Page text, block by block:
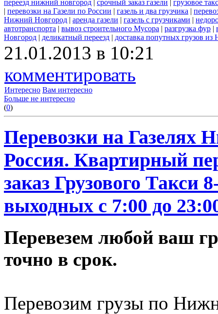
переезд нижний новгород | срочный заказ газели | грузовое
| перевозки на Газели по России | газель и два грузчика |
Нижний Новгород | аренда газели | газель с грузчиками |
автотранспорта | вывоз строительного Мусора | разгрузка фур |
Новгород | деликатный переезд | доставка попутных грузов
21.01.2013 в 10:21
комментировать
Интересно Вам интересно
Больше не интересно
(0)
Перевозки на Газелях
Россия. Квартирный
заказ Грузового Такси
выходных c 7:00 до
Перевезем любой ваш
точно в срок.
Перевозим грузы по